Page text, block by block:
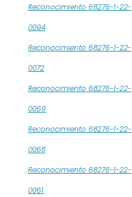
Reconocimiento 68276-1-22-
0094
Reconocimiento 68276-1-22-
0072
Reconocimiento 68276-1-22-
0069
Reconocimiento 68276-1-22-
0068
Reconocimiento 68276-1-22-
0061